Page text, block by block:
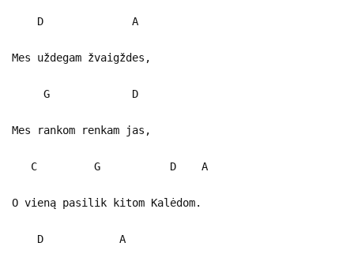
D A
Mes uždegam žvaigždes,
G D
Mes rankom renkam jas,
C G D A
O vieną pasilik kitom Kalėdom.
D A